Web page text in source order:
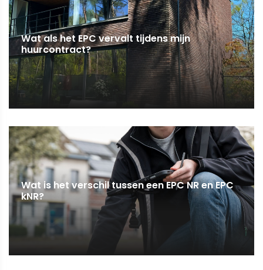
Wat als het EPC vervalt tijdens mijn
huurcontract?
Wat is het verschil tussen een EPC NR en EPC
kNR?